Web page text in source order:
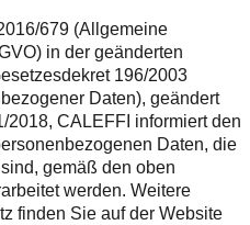
679 (Allgemeine
in der geänderten
196/2003
Daten), geändert
2018, CALEFFI informiert den
Daten, die
gemäß den oben
werden. Weitere
finden Sie auf der Website